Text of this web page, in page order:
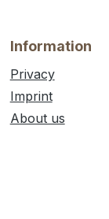
Information
Privacy
Imprint
About us